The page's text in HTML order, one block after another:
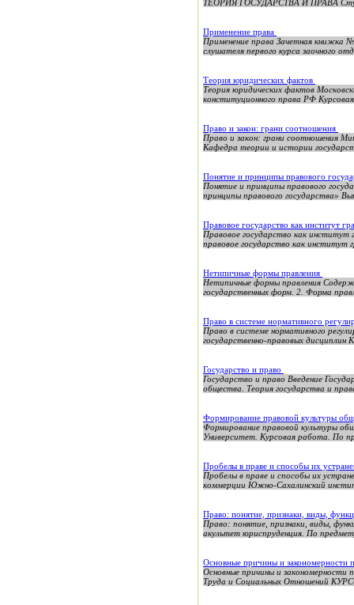
ТЕОРИЯ ГОСУДАРСТВА И ПРАВА
Применение права
Применение права Зачетная книжка
слушателя первого курса заочного
Теория юридических фактов
Теория юридических фактов
конституционного права РФ
Право и закон: грани соотношения
Право и закон: грани соотношения
Кафедра теории и истории
Понятие и принципы правового
Понятие и принципы правового
принципы правового государства»
Правовое государство как институт
Правовое государство как институт
правовое государство как
Нетипичные формы правления
Нетипичные формы правления
государственных форм. 2. Форма
Право в системе нормативного
Право в системе нормативного
государственно-правовых
Государство и право
Государство и право Введение
общества. Теория государства и
Формирование правовой культуры
Формирование правовой культуры
Университет. Курсовая работа. По
Пробелы в праве и способы их
Пробелы в праве и способы их
коммерции Южно-Сахалинский
Право: понятие, признаки, виды,
Право: понятие, признаки, виды,
акультет юриспруденция. По
Основные причины и закономерности
Основные причины и закономерности
Труда и Социальных Отношений